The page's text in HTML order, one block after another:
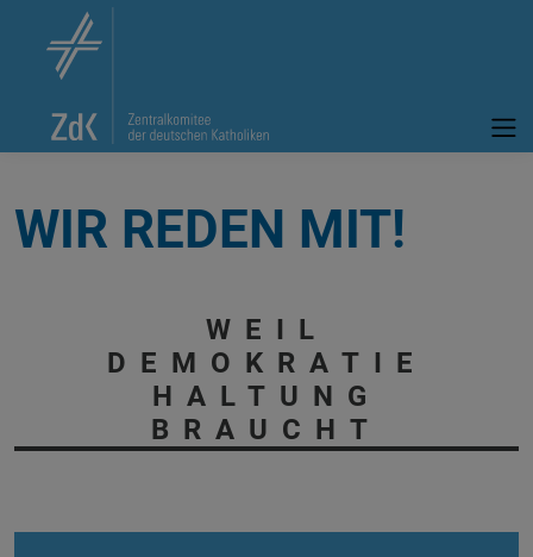
WIR REDEN MIT!
WEIL
DEMOKRATIE
HALTUNG
BRAUCHT